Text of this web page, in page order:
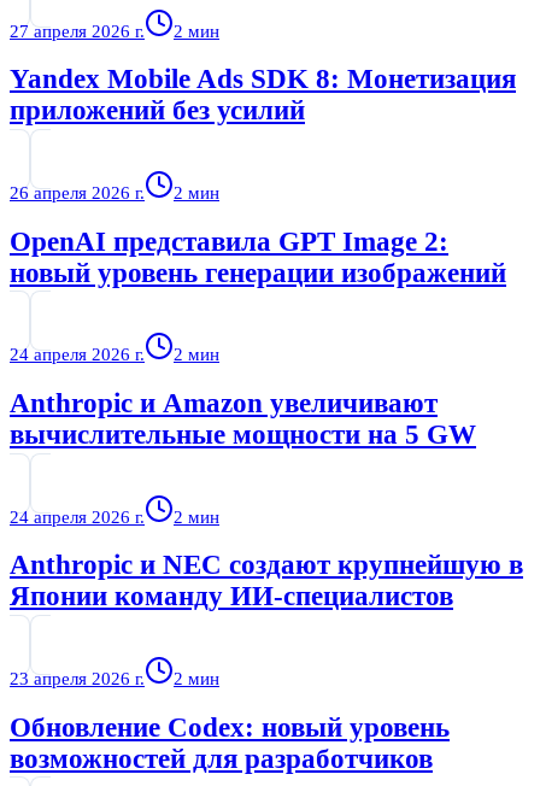
27 апреля 2026 г. 2 мин
Yandex Mobile Ads SDK 8: Монетизация
приложений без усилий
26 апреля 2026 г. 2 мин
OpenAI представила GPT Image 2:
новый уровень генерации изображений
24 апреля 2026 г. 2 мин
Anthropic и Amazon увеличивают
вычислительные мощности на 5 GW
24 апреля 2026 г. 2 мин
Anthropic и NEC создают крупнейшую в
Японии команду ИИ-специалистов
23 апреля 2026 г. 2 мин
Обновление Codex: новый уровень
возможностей для разработчиков